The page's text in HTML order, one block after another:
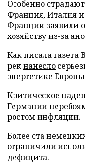
Особенно
Франция, Италия
Франции заявили
хозяйству из-за
Как писала
рекнанесло
энергетике
Критическое
Германии
ростом инфляции.
Более ста
ограничили
дефицита.